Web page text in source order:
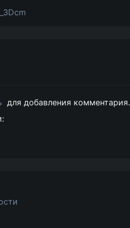
для добавления комментария.